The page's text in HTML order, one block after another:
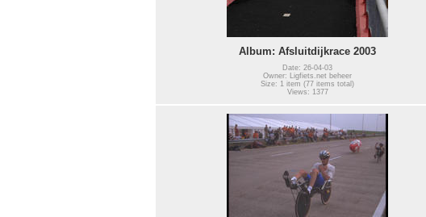
Album: Afsluitdijkrace 2003
Date: 26-04-03
Owner: Ligfiets.net beheer
Size: 1 item (77 items total)
Views: 1377